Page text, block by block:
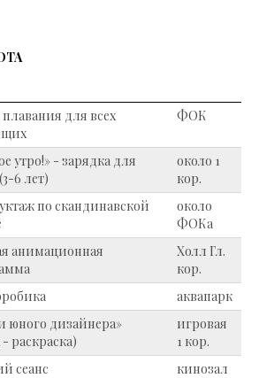
для всех
ФОК
утро!» - зарядка для
6 лет)
около 1
кор.
по скандинавской
около
ФОКа
анимационная
Холл Гл.
кор.
аквапарк
юного дизайнера»
раскраска)
игровая
1 кор.
сеанс
кинозал